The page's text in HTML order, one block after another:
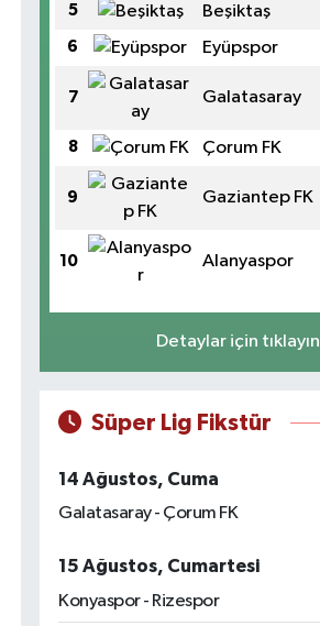
5 Beşiktaş
6 Eyüpspor
7 Galatasaray
8 Çorum FK
9 Gaziantep FK
10 Alanyaspor
Detaylar için tıklayın
Süper Lig Fikstür
14 Ağustos, Cuma
Galatasaray - Çorum FK
15 Ağustos, Cumartesi
Konyaspor - Rizespor